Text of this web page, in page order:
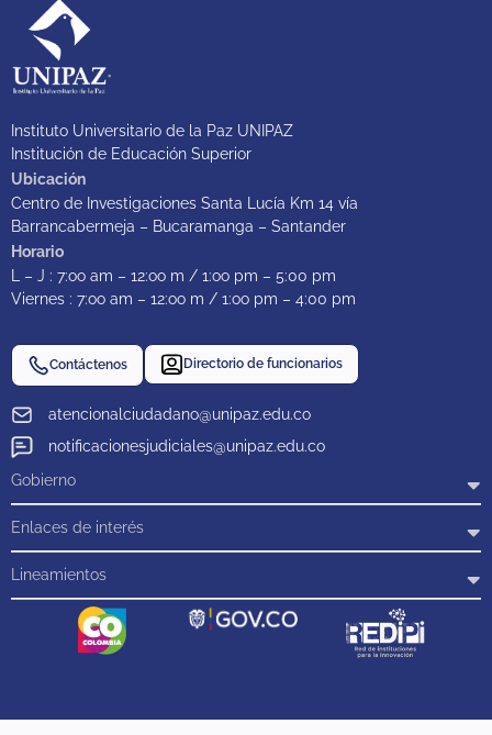
Instituto Universitario de la Paz UNIPAZ
Institución de Educación Superior
Ubicación
Centro de Investigaciones Santa Lucía Km 14 vía
Barrancabermeja – Bucaramanga – Santander
Horario
L – J : 7:oo am – 12:oo m / 1:oo pm – 5:00 pm
Viernes : 7:oo am – 12:oo m / 1:oo pm – 4:00 pm
atencionalciudadano@unipaz.edu.co
notificacionesjudiciales@unipaz.edu.co
Contáctenos Directorio de funcionarios
Gobierno
Enlaces de interés
Lineamientos